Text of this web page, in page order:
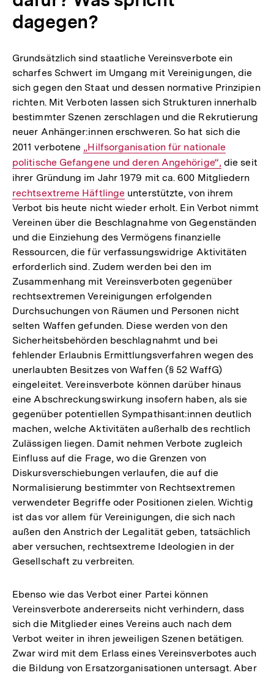
dagegen?
Grundsätzlich sind staatliche Vereinsverbote ein
scharfes Schwert im Umgang mit Vereinigungen, die
sich gegen den Staat und dessen normative Prinzipien
richten. Mit Verboten lassen sich Strukturen innerhalb
bestimmter Szenen zerschlagen und die Rekrutierung
neuer Anhänger:innen erschweren. So hat sich die
2011 verbotene Interner
Link:
„Hilfsorganisation für nationale
politische Gefangene und deren Angehörige“, die seit
ihrer Gründung im Jahr 1979 mit ca. 600 Mitgliedern
rechtsextreme Häftlinge unterstützte, von ihrem
Verbot bis heute nicht wieder erholt. Ein Verbot nimmt
Vereinen über die Beschlagnahme von Gegenständen
und die Einziehung des Vermögens finanzielle
Ressourcen, die für verfassungswidrige Aktivitäten
erforderlich sind. Zudem werden bei den im
Zusammenhang mit Vereinsverboten gegenüber
rechtsextremen Vereinigungen erfolgenden
Durchsuchungen von Räumen und Personen nicht
selten Waffen gefunden. Diese werden von den
Sicherheitsbehörden beschlagnahmt und bei
fehlender Erlaubnis Ermittlungsverfahren wegen des
unerlaubten Besitzes von Waffen (§ 52 WaffG)
eingeleitet. Vereinsverbote können darüber hinaus
eine Abschreckungswirkung insofern haben, als sie
gegenüber potentiellen Sympathisant:innen deutlich
machen, welche Aktivitäten außerhalb des rechtlich
Zulässigen liegen. Damit nehmen Verbote zugleich
Einfluss auf die Frage, wo die Grenzen von
Diskursverschiebungen verlaufen, die auf die
Normalisierung bestimmter von Rechtsextremen
verwendeter Begriffe oder Positionen zielen. Wichtig
ist das vor allem für Vereinigungen, die sich nach
außen den Anstrich der Legalität geben, tatsächlich
aber versuchen, rechtsextreme Ideologien in der
Gesellschaft zu verbreiten.
Ebenso wie das Verbot einer Partei können
Vereinsverbote andererseits nicht verhindern, dass
sich die Mitglieder eines Vereins auch nach dem
Verbot weiter in ihren jeweiligen Szenen betätigen.
Zwar wird mit dem Erlass eines Vereinsverbotes auch
die Bildung von Ersatzorganisationen untersagt. Aber
Zum